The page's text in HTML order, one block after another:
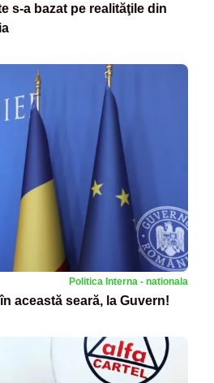
s-a bazat pe realităţile din
Politica Interna - nationala
această seară, la Guvern!